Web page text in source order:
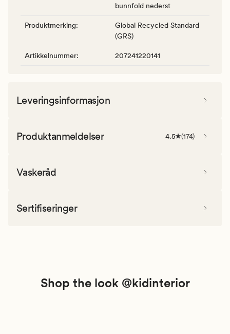
bunnfold nederst
Produktmerking:
Global Recycled Standard
(GRS)
Artikkelnummer: 207241220141
Leveringsinformasjon
Produktanmeldelser 4.5 (174)
Vaskeråd
Sertifiseringer
Shop the look @kidinterior